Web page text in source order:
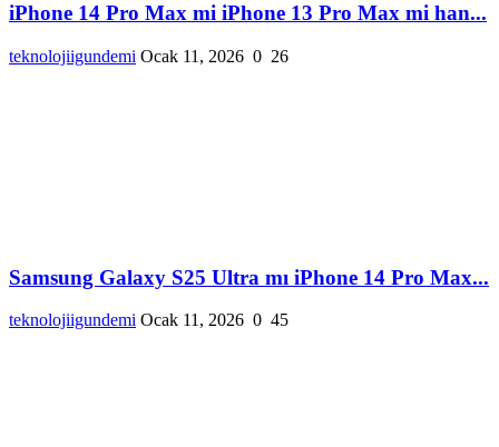
iPhone 14 Pro Max mi iPhone 13 Pro Max mi han...
teknolojiigundemi Ocak 11, 2026 0 26
Samsung Galaxy S25 Ultra mı iPhone 14 Pro Max...
teknolojiigundemi Ocak 11, 2026 0 45